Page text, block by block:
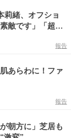
莉緒、オフショ
敵です」「超カ
報告
あらわに！ファ
報告
朝方に」芝居も